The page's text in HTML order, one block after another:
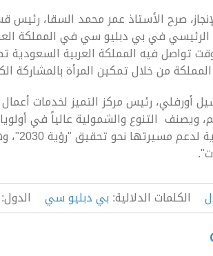
صرح الأستاذ عمر محمد السقا، رئيس
في بي دبليو سي في المملكة
من خلال تمكين المرأة بالمشاركة
أورفلي، رئيس مركز التميز لخدمات
ويصنف التنوع والشمولية عالياً في
الكلمات الدلالية: بي دبليو سي الدول: